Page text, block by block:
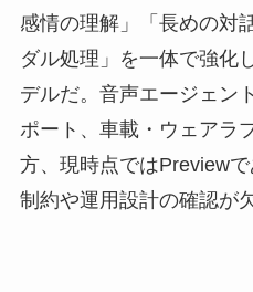
感情の理解」「長めの対
ダル処理」を一体で強化
デルだ。音声エージェン
ポート、車載・ウェアラ
方、現時点ではPreview
制約や運用設計の確認が